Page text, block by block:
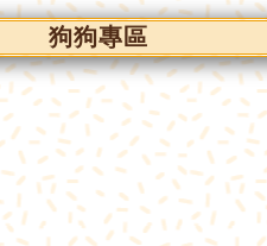
狗狗專區